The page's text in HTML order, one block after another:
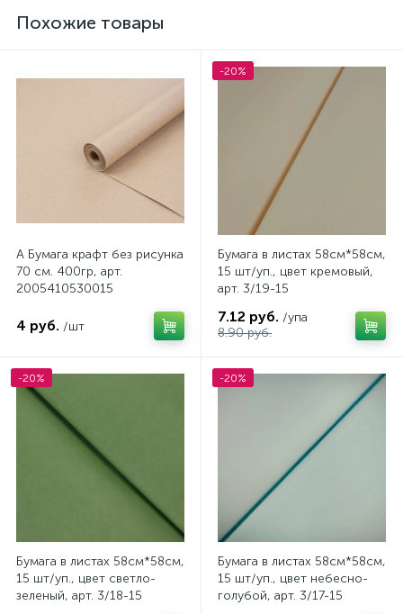
Похожие товары
А Бумага крафт без рисунка
70 см. 400гр, арт.
2005410530015
4 руб. /шт
-20%
Бумага в листах 58см*58см,
15 шт/уп., цвет кремовый,
арт. 3/19-15
7.12 руб. /упа
8.90 руб.
-20%
Бумага в листах 58см*58см,
15 шт/уп., цвет светло-
зеленый, арт. 3/18-15
-20%
Бумага в листах 58см*58см,
15 шт/уп., цвет небесно-
голубой, арт. 3/17-15